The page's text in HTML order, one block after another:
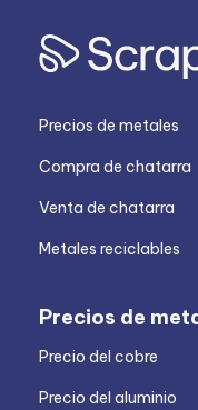
Precios de metales
Compra de chatarra
Venta de chatarra
Metales reciclables
Precios de
Precio del cobre
Precio del aluminio